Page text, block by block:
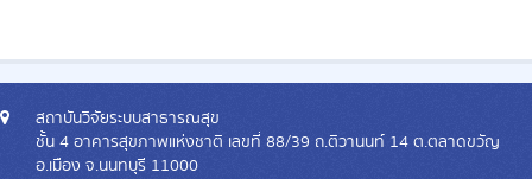
สถาบันวิจัยระบบสาธารณสุข
ชั้น 4 อาคารสุขภาพแห่งชาติ เลขที่ 88/39 ถ.ติวานนท์ 14 ต.ตลาดขวัญ
อ.เมือง จ.นนทบุรี 11000